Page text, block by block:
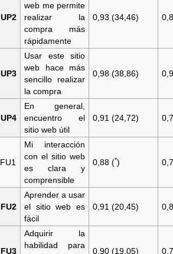
UP2
web me permite
realizar la
compra más
rápidamente
0,93 (34,46)
UP3
Usar este sitio
web hace más
sencillo realizar
la compra
0,98 (38,86)
UP4
En general,
encuentro el
sitio web útil
0,91 (24,72)
FU1
Mi interacción
con el sitio web
es clara y
comprensible
0,88 (*)
FU2
Aprender a usar
el sitio web es
fácil
0,91 (20,45)
FU3
Adquirir la
habilidad para
0,90 (19,05)